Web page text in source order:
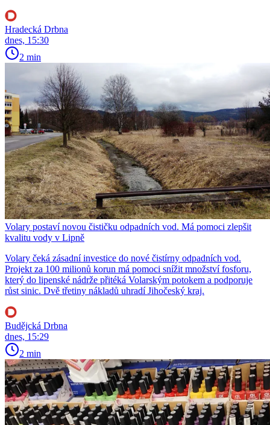
Hradecká Drbna
dnes, 15:30
2 min
Volary postaví novou čističku odpadních vod. Má pomoci zlepšit
kvalitu vody v Lipně
Volary čeká zásadní investice do nové čistírny odpadních vod.
Projekt za 100 milionů korun má pomoci snížit množství fosforu,
který do lipenské nádrže přitéká Volarským potokem a podporuje
růst sinic. Dvě třetiny nákladů uhradí Jihočeský kraj.
Budějcká Drbna
dnes, 15:29
2 min